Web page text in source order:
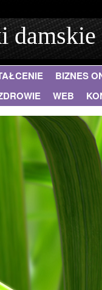
damskie
BIZNES
WEB